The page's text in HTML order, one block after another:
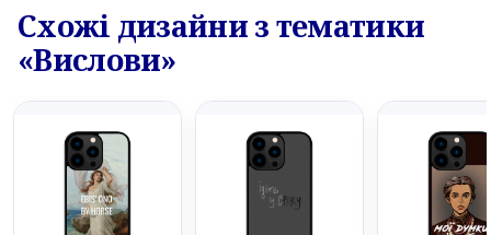
Схожі дизайни з тематики
«Вислови»